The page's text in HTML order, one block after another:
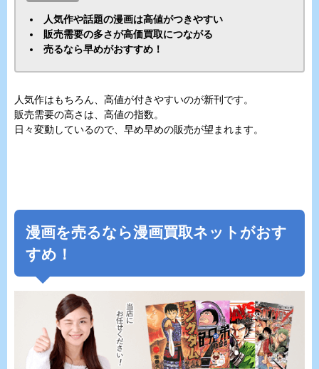
人気作や話題の漫画は高値がつきやすい
販売需要の多さが高価買取につながる
売るなら早めがおすすめ！
人気作はもちろん、高値が付きやすいのが新刊です。
販売需要の高さは、高値の指数。
日々変動しているので、早め早めの販売が望まれます。
漫画を売るなら漫画買取ネットがおす
すめ！